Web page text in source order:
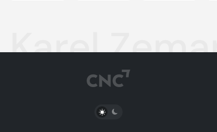
Karel
PŘEPNOUT SVĚTLÝ/TMAVÝ REŽIM